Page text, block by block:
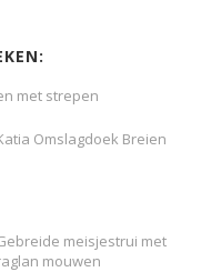
met strepen
Omslagdoek Breien
meisjestrui met
mouwen